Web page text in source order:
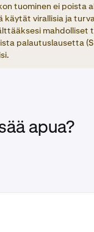
tuominen ei poista
käytät virallisia ja
mahdolliset
palautuslausetta
apua?